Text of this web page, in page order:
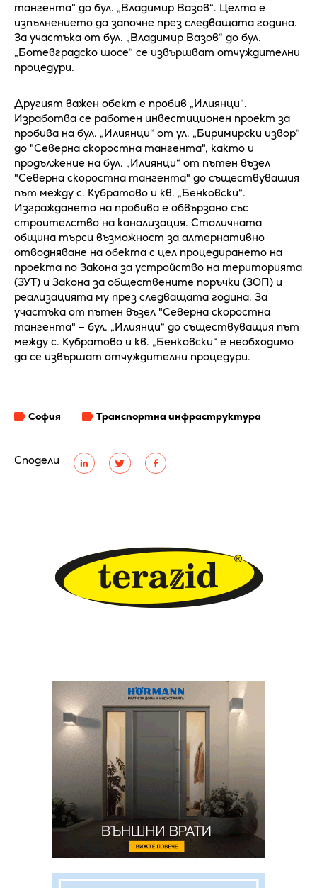
Сподели
тангента" до бул. „Владимир Вазов“. Целта е
изпълнението да започне през следващата година.
За участъка от бул. „Владимир Вазов“ до бул.
„Ботевградско шосе“ се извършват отчуждителни
процедури.
Другият важен обект е пробив „Илиянци“.
Изработва се работен инвестиционен проект за
пробива на бул. „Илиянци“ от ул. „Биримирски извор“
до "Северна скоростна тангента", както и
продължение на бул. „Илиянци“ от пътен възел
"Северна скоростна тангента" до съществуващия
път между с. Кубратово и кв. „Бенковски“.
Изграждането на пробива е обвързано със
строителство на канализация. Столичната
община търси възможност за алтернативно
отводняване на обекта с цел процедирането на
проекта по Закона за устройство на територията
(ЗУТ) и Закона за обществените поръчки (ЗОП) и
реализацията му през следващата година. За
участъка от пътен възел "Северна скоростна
тангента" – бул. „Илиянци“ до съществуващия път
между с. Кубратово и кв. „Бенковски“ е необходимо
да се извършат отчуждителни процедури.
София Транспортна инфраструктура